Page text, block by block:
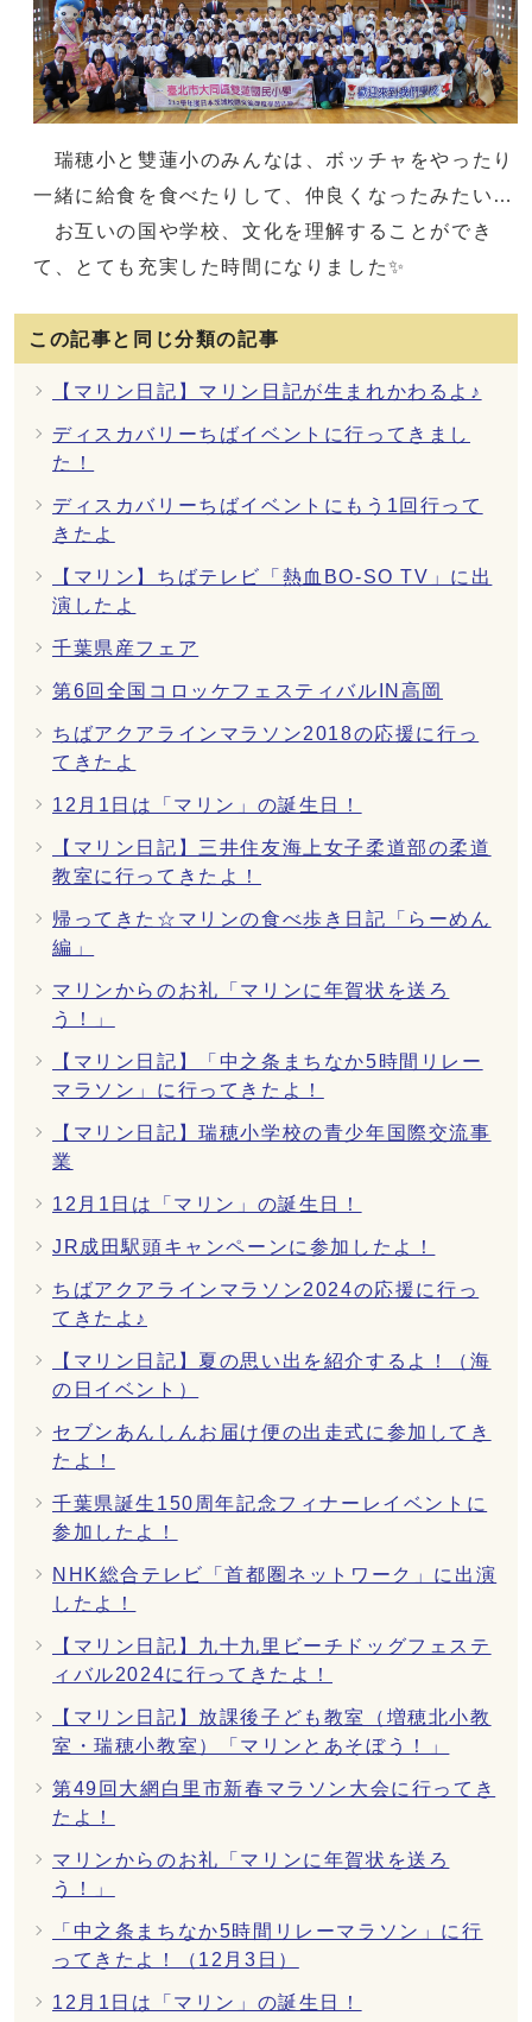
瑞穂小と雙蓮小のみんなは、ボッチャをやったり
一緒に給食を食べたりして、仲良くなったみたい…
お互いの国や学校、文化を理解することができ
て、とても充実した時間になりました✨
この記事と同じ分類の記事
【マリン日記】マリン日記が生まれかわるよ♪
ディスカバリーちばイベントに行ってきまし
た！
ディスカバリーちばイベントにもう1回行って
きたよ
【マリン】ちばテレビ「熱血BO-SO TV」に出
演したよ
千葉県産フェア
第6回全国コロッケフェスティバルIN高岡
ちばアクアラインマラソン2018の応援に行っ
てきたよ
12月1日は「マリン」の誕生日！
【マリン日記】三井住友海上女子柔道部の柔道
教室に行ってきたよ！
帰ってきた☆マリンの食べ歩き日記「らーめん
編」
マリンからのお礼「マリンに年賀状を送ろ
う！」
【マリン日記】「中之条まちなか5時間リレー
マラソン」に行ってきたよ！
【マリン日記】瑞穂小学校の青少年国際交流事
業
12月1日は「マリン」の誕生日！
JR成田駅頭キャンペーンに参加したよ！
ちばアクアラインマラソン2024の応援に行っ
てきたよ♪
【マリン日記】夏の思い出を紹介するよ！（海
の日イベント）
セブンあんしんお届け便の出走式に参加してき
たよ！
千葉県誕生150周年記念フィナーレイベントに
参加したよ！
NHK総合テレビ「首都圏ネットワーク」に出演
したよ！
【マリン日記】九十九里ビーチドッグフェステ
ィバル2024に行ってきたよ！
【マリン日記】放課後子ども教室（増穂北小教
室・瑞穂小教室）「マリンとあそぼう！」
第49回大網白里市新春マラソン大会に行ってき
たよ！
マリンからのお礼「マリンに年賀状を送ろ
う！」
「中之条まちなか5時間リレーマラソン」に行
ってきたよ！（12月3日）
12月1日は「マリン」の誕生日！